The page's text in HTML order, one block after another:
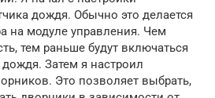
дождя. Обычно это делается
на модуле управления. Чем
тем раньше будут включаться
Затем я настроил
Это позволяет выбрать,